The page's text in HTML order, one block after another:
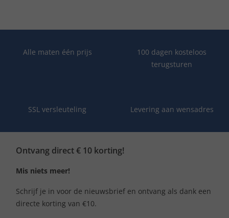
Alle maten één prijs
100 dagen kosteloos
terugsturen
SSL versleuteling Levering aan wensadres
Ontvang direct € 10 korting!
Mis niets meer!
Schrijf je in voor de nieuwsbrief en ontvang als dank een
directe korting van €10.